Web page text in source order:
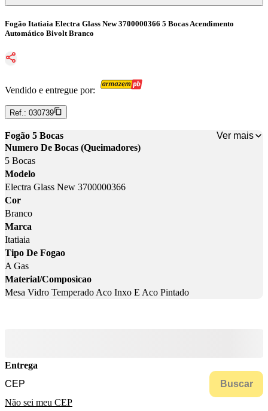
Fogão Itatiaia Electra Glass New 3700000366 5 Bocas Acendimento
Automático Bivolt Branco
Vendido e entregue por:
Ref.: 030739
Fogão 5 Bocas
Ver mais
Numero De Bocas (Queimadores)
5 Bocas
Modelo
Electra Glass New 3700000366
Cor
Branco
Marca
Itatiaia
Tipo De Fogao
A Gas
Material/Composicao
Mesa Vidro Temperado Aco Inxo E Aco Pintado
Entrega
Buscar
Não sei meu CEP